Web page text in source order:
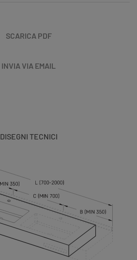
SCARICA PDF
INVIA VIA EMAIL
DISEGNI TECNICI